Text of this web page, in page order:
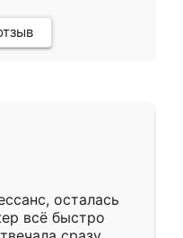
осталась
всё быстро